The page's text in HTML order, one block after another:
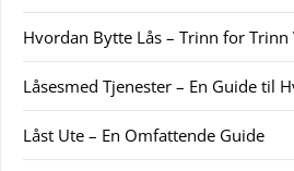
Hvordan Bytte Lås – Trinn for Trinn
Låsesmed Tjenester – En Guide til
Låst Ute – En Omfattende Guide